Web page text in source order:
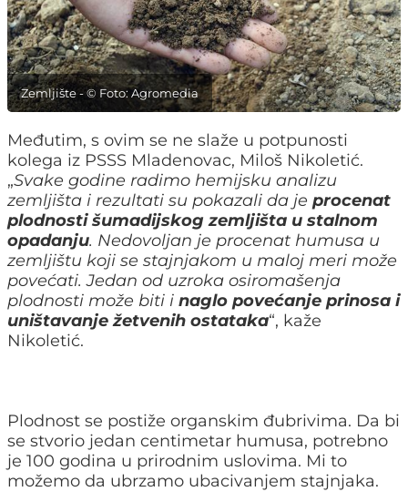
Zemljište - © Foto: Agromedia
Međutim, s ovim se ne slaže u potpunosti
kolega iz PSSS Mladenovac, Miloš Nikoletić.
„Svake godine radimo hemijsku analizu
zemljišta i rezultati su pokazali da je procenat
plodnosti šumadijskog zemljišta u stalnom
opadanju. Nedovoljan je procenat humusa u
zemljištu koji se stajnjakom u maloj meri može
povećati. Jedan od uzroka osiromašenja
plodnosti može biti i naglo povećanje prinosa i
uništavanje žetvenih ostataka“, kaže
Nikoletić.
Plodnost se postiže organskim đubrivima. Da bi
se stvorio jedan centimetar humusa, potrebno
je 100 godina u prirodnim uslovima. Mi to
možemo da ubrzamo ubacivanjem stajnjaka.